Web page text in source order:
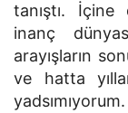
tanıştı.
inanç
arayışların
ve hatta